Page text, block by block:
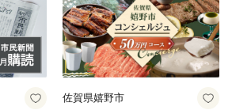
佐賀県嬉野市